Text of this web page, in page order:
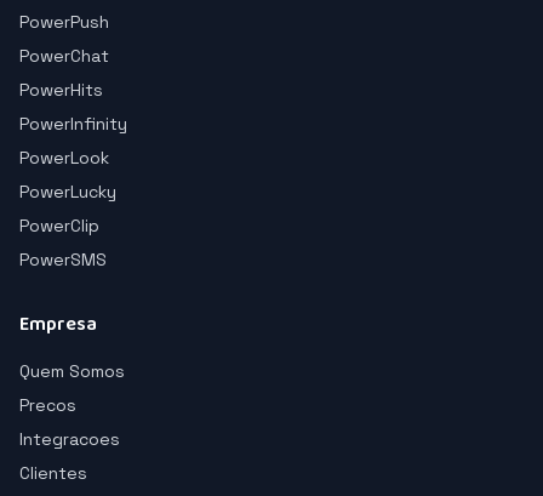
PowerPush
PowerChat
PowerHits
PowerInfinity
PowerLook
PowerLucky
PowerClip
PowerSMS
Empresa
Quem Somos
Precos
Integracoes
Clientes